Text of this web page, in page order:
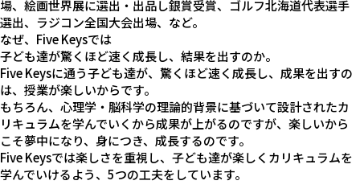
場、絵画世界展に選出・出品し銀賞受賞、ゴルフ北海道代表選手
選出、ラジコン全国大会出場、など。
なぜ、Five Keysでは
子ども達が驚くほど速く成長し、 結果を出すのか。
Five Keysに通う子ども達が、驚くほど速く成長し、成果を出すの
は、授業が楽しいからです。
もちろん、心理学・脳科学の理論的背景に基づいて設計されたカ
リキュラムを学んでいくから成果が上がるのですが、 楽しいから
こそ夢中になり、身につき、成長するのです。
Five Keysでは楽しさを重視し、子ども達が楽しくカリキュラムを
学んでいけるよう、 5つの工夫をしています。